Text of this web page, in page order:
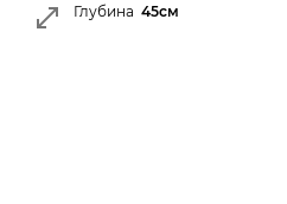
Глубина 45см